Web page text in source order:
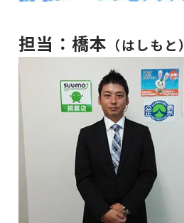
担当：橋本 （はしもと）